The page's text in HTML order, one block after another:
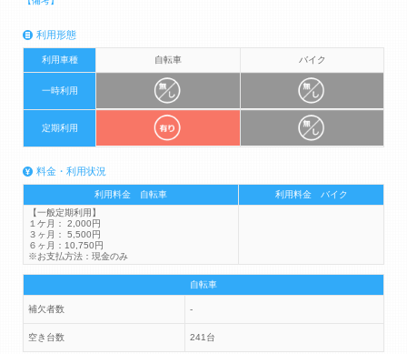
利用形態
利用車種 自転車 バイク
一時利用
定期利用
料金・利用状況
利用料金 自転車
利用料金 バイク
【一般定期利用】
１ケ月： 2,000円
３ヶ月： 5,500円
６ヶ月：10,750円
※お支払方法：現金のみ
自転車
補欠者数 -
空き台数 241台